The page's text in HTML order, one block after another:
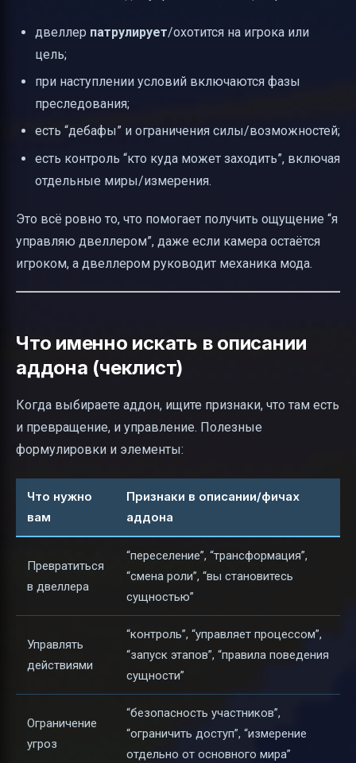
двеллер патрулирует/охотится на игрока или
цель;
при наступлении условий включаются фазы
преследования;
есть “дебафы” и ограничения силы/возможностей;
есть контроль “кто куда может заходить”, включая
отдельные миры/измерения.
Это всё ровно то, что помогает получить ощущение “я
управляю двеллером”, даже если камера остаётся
игроком, а двеллером руководит механика мода.
Что именно искать в описании
аддона (чеклист)
Когда выбираете аддон, ищите признаки, что там есть
и превращение, и управление. Полезные
формулировки и элементы:
Что нужно
вам
Признаки в описании/фичах
аддона
Превратиться
в двеллера
“переселение”, “трансформация”,
“смена роли”, “вы становитесь
сущностью”
Управлять
действиями
“контроль”, “управляет процессом”,
“запуск этапов”, “правила поведения
сущности”
Ограничение
угроз
“безопасность участников”,
“ограничить доступ”, “измерение
отдельно от основного мира”